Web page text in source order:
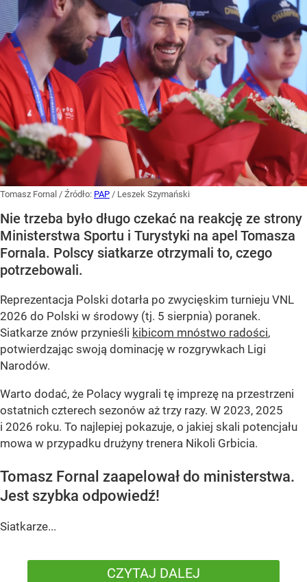
Tomasz Fornal / Źródło: PAP / Leszek Szymański
Nie trzeba było długo czekać na reakcję ze strony
Ministerstwa Sportu i Turystyki na apel Tomasza
Fornala. Polscy siatkarze otrzymali to, czego
potrzebowali.
Reprezentacja Polski dotarła po zwycięskim turnieju VNL
2026 do Polski w środowy (tj. 5 sierpnia) poranek.
Siatkarze znów przynieśli kibicom mnóstwo radości,
potwierdzając swoją dominację w rozgrywkach Ligi
Narodów.
Warto dodać, że Polacy wygrali tę imprezę na przestrzeni
ostatnich czterech sezonów aż trzy razy. W 2023, 2025
i 2026 roku. To najlepiej pokazuje, o jakiej skali potencjału
mowa w przypadku drużyny trenera Nikoli Grbicia.
Tomasz Fornal zaapelował do ministerstwa.
Jest szybka odpowiedź!
Siatkarze...
CZYTAJ DALEJ